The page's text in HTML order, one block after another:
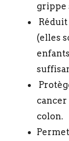
grippe
(elles
cancer
colon.